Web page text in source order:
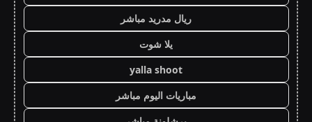
ريال مدريد مباشر
يلا شوت
yalla shoot
مباريات اليوم مباشر